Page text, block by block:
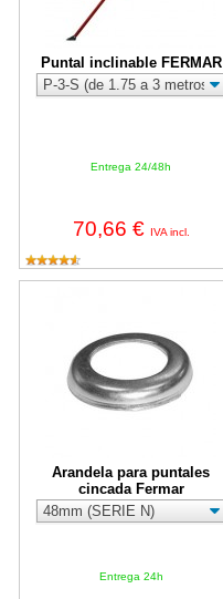
Puntal inclinable FERMAR
Entrega 24/48h
70,66 € IVA incl.
Arandela para puntales
cincada Fermar
Entrega 24h